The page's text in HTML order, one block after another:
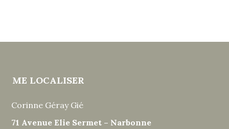
ME LOCALISER
Corinne Géray Gié
71 Avenue Elie Sermet – Narbonne